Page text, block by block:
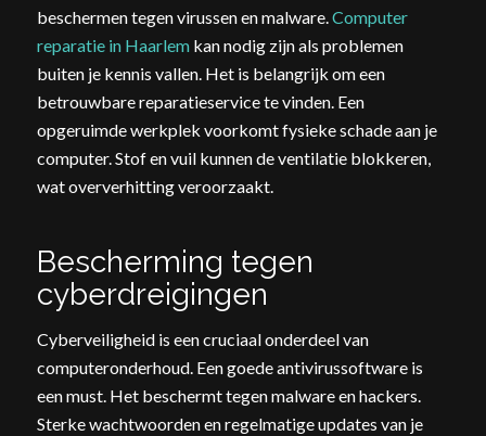
beschermen tegen virussen en malware. Computer
reparatie in Haarlemkan nodig zijn als problemen
buiten je kennis vallen. Het is belangrijk om een
betrouwbare reparatieservice te vinden. Een
opgeruimde werkplek voorkomt fysieke schade aan je
computer. Stof en vuil kunnen de ventilatie blokkeren,
wat oververhitting veroorzaakt.
Bescherming tegen
cyberdreigingen
Cyberveiligheid is een cruciaal onderdeel van
computeronderhoud. Een goede antivirussoftware is
een must. Het beschermt tegen malware en hackers.
Sterke wachtwoorden en regelmatige updates van je